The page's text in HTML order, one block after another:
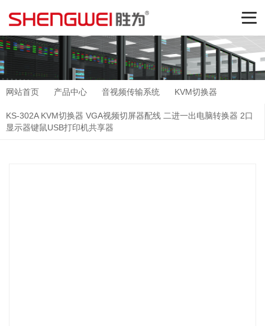
网站首页 产品中心 音视频传输系统 KVM切换器
KS-302A KVM切换器 VGA视频切屏器配线 二进一出电脑转换器 2口
显示器键鼠USB打印机共享器